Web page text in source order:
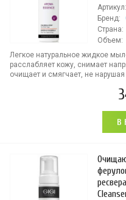
Артикул:
Бренд:
Страна:
Объем:
Легкое натуральное жидкое
расслабляет кожу, снимает
очищает и смягчает, не
В